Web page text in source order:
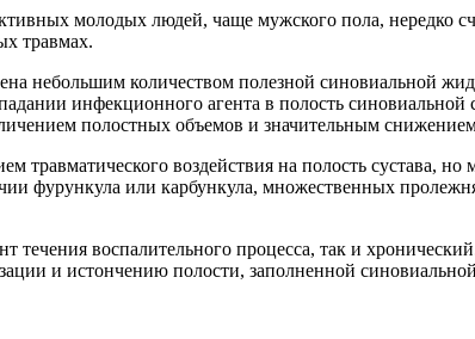
молодых людей, чаще мужского пола,
травмах.
небольшим количеством полезной синовиальной
инфекционного агента в полость
полостных объемов и значительным
травматического воздействия на полость сустава,
фурункула или карбункула, множественных
течения воспалительного процесса, так и
и истончению полости, заполненной